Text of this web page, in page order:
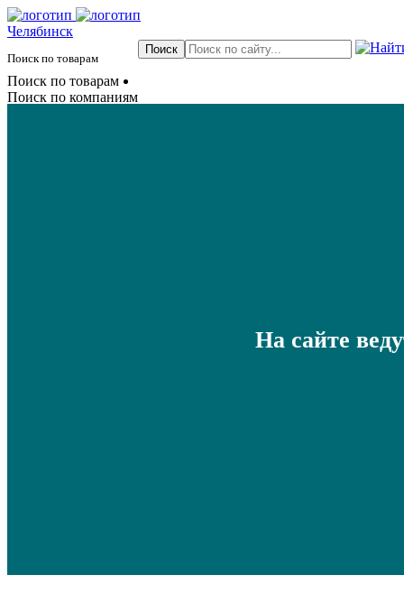
Челябинск
Поиск по товарам
Поиск по товарам
Поиск по компаниям
На сайте